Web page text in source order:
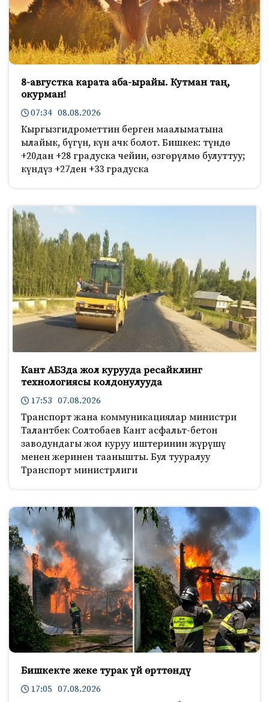
8-августка карата аба-ырайы. Кутман таң,
окурман!
07:34 08.08.2026
Кыргызгидрометтин берген маалыматына
ылайык, бүгүн, күн ачк болот. Бишкек: түндө
+20дан +28 градуска чейин, өзгөрүлмө булуттуу;
күндүз +27ден +33 градуска
Кант АБЗда жол курууда ресайклинг
технологиясы колдонулууда
17:53 07.08.2026
Транспорт жана коммуникациялар министри
Талантбек Солтобаев Кант асфальт-бетон
заводундагы жол куруу иштеринин жүрүшү
менен жеринен таанышты. Бул тууралуу
Транспорт министрлиги
Бишкекте жеке турак үй өрттөндү
17:05 07.08.2026